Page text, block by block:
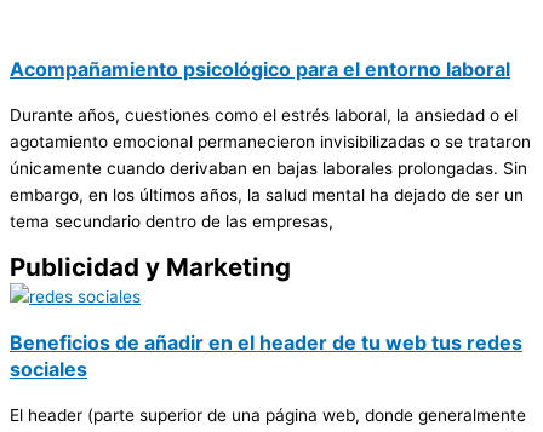
Acompañamiento psicológico para el entorno laboral
Durante años, cuestiones como el estrés laboral, la ansiedad o el
agotamiento emocional permanecieron invisibilizadas o se trataron
únicamente cuando derivaban en bajas laborales prolongadas. Sin
embargo, en los últimos años, la salud mental ha dejado de ser un
tema secundario dentro de las empresas,
Publicidad y Marketing
Beneficios de añadir en el header de tu web tus redes
sociales
El header (parte superior de una página web, donde generalmente